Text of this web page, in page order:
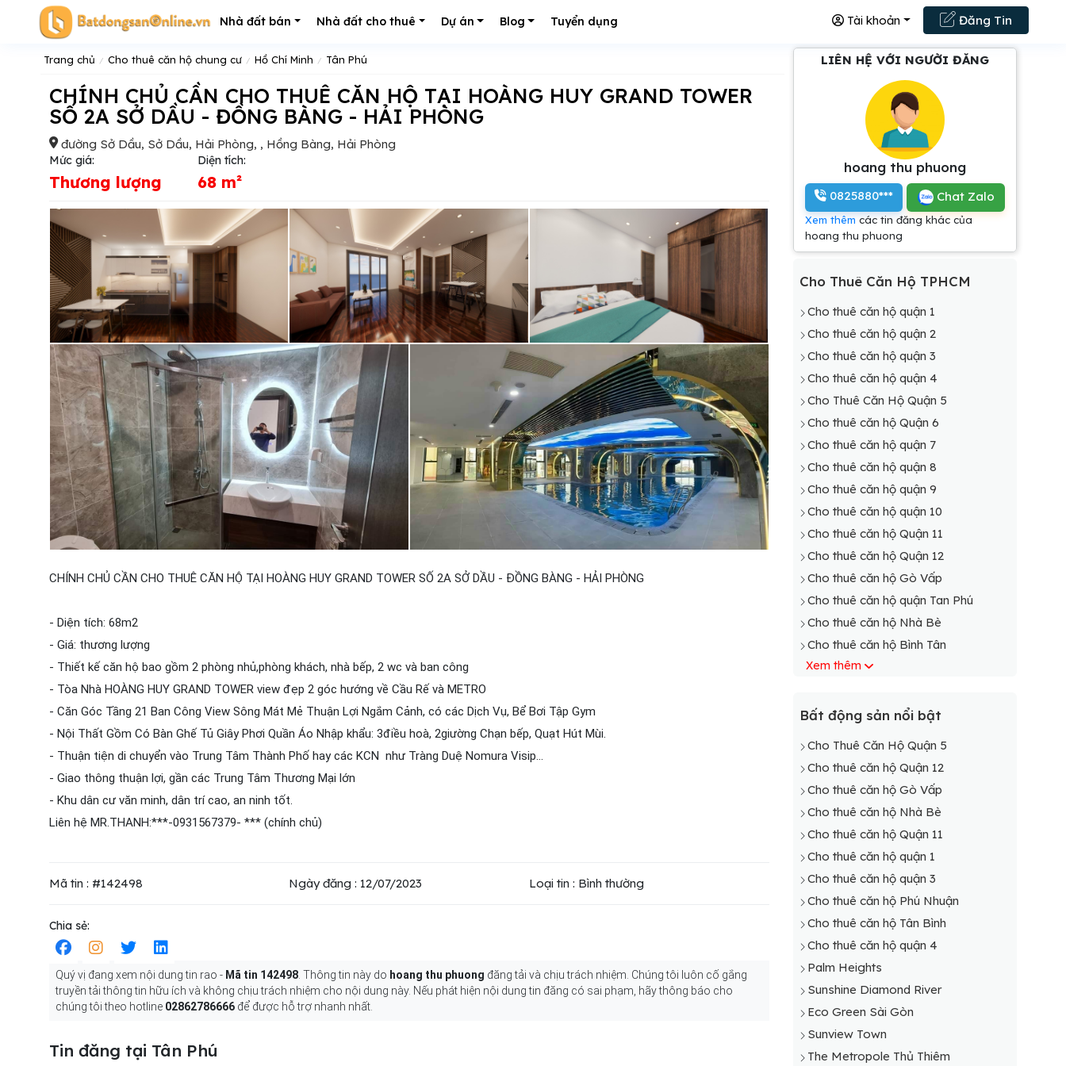
Nhà đất bán Nhà đất cho thuê Dự án Blog Tuyển dụng Đăng Tin
Tài khoản
Trang chủ Cho thuê căn hộ chung cư Hồ Chí Minh Tân Phú
CHÍNH CHỦ CẦN CHO THUÊ CĂN HỘ TẠI HOÀNG HUY GRAND TOWER
SỐ 2A SỞ DẦU - ĐỒNG BÀNG - HẢI PHÒNG
đường Sở Dầu, Sở Dầu, Hải Phòng, , Hồng Bàng, Hải Phòng
Mức giá:
Thương lượng
Diện tích:
68 m²
CHÍNH CHỦ CẦN CHO THUÊ CĂN HỘ TẠI HOÀNG HUY GRAND TOWER SỐ 2A SỞ DẦU - ĐỒNG BÀNG - HẢI PHÒNG
- Diện tích: 68m2
- Giá: thương lượng
- Thiết kế căn hộ bao gồm 2 phòng nhủ,phòng khách, nhà bếp, 2 wc và ban công
- Tòa Nhà HOÀNG HUY GRAND TOWER view đẹp 2 góc hướng về Cầu Rế và METRO
- Căn Góc Tầng 21 Ban Công View Sông Mát Mẻ Thuận Lợi Ngắm Cảnh, có các Dịch Vụ, Bể Bơi Tập Gym
- Nội Thất Gồm Có Bàn Ghế Tủ Giây Phơi Quần Áo Nhập khẩu: 3điều hoà, 2giường Chạn bếp, Quạt Hút Mùi.
- Thuận tiện di chuyển vào Trung Tâm Thành Phố hay các KCN như Tràng Duệ Nomura Visip...
- Giao thông thuận lợi, gần các Trung Tâm Thương Mại lớn
- Khu dân cư văn minh, dân trí cao, an ninh tốt.
Liên hệ MR.THANH:***-0931567379- *** (chính chủ)
Mã tin : #142498 Ngày đăng : 12/07/2023 Loại tin : Bình thường
Chia sẻ:
Quý vị đang xem nội dung tin rao - Mã tin 142498 . Thông tin này do hoang thu phuong đăng tải và chịu trách nhiệm. Chúng tôi luôn cố gắng
truyền tải thông tin hữu ích và không chịu trách nhiệm cho nội dung này. Nếu phát hiện nội dung tin đăng có sai phạm, hãy thông báo cho
chúng tôi theo hotline 02862786666 để được hỗ trợ nhanh nhất.
Tin đăng tại Tân Phú
LIÊN HỆ VỚI NGƯỜI ĐĂNG
hoang thu phuong
0825880*** Chat Zalo
Xem thêm các tin đăng khác của
hoang thu phuong
Cho Thuê Căn Hộ TPHCM
Cho thuê căn hộ quận 1
Cho thuê căn hộ quận 2
Cho thuê căn hộ quận 3
Cho thuê căn hộ quận 4
Cho Thuê Căn Hộ Quận 5
Cho thuê căn hộ Quận 6
Cho thuê căn hộ quận 7
Cho thuê căn hộ quận 8
Cho thuê căn hộ quận 9
Cho thuê căn hộ quận 10
Cho thuê căn hộ Quận 11
Cho thuê căn hộ Quận 12
Cho thuê căn hộ Gò Vấp
Cho thuê căn hộ quận Tan Phú
Cho thuê căn hộ Nhà Bè
Cho thuê căn hộ Bình Tân
Cho thuê căn hộ Tân Bình
Cho thuê căn hộ Bình Thạnh
Cho thuê căn hộ TP Thủ Đức
Xem thêm
Bất động sản nổi bật
Cho Thuê Căn Hộ Quận 5
Cho thuê căn hộ Quận 12
Cho thuê căn hộ Gò Vấp
Cho thuê căn hộ Nhà Bè
Cho thuê căn hộ Quận 11
Cho thuê căn hộ quận 1
Cho thuê căn hộ quận 3
Cho thuê căn hộ Phú Nhuận
Cho thuê căn hộ Tân Bình
Cho thuê căn hộ quận 4
Palm Heights
Sunshine Diamond River
Eco Green Sài Gòn
Sunview Town
The Metropole Thủ Thiêm